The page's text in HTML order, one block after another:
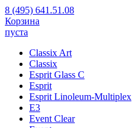
8 (495) 641.51.08
Корзина
пуста
Classix Art
Classix
Esprit Glass C
Esprit
Esprit Linoleum-Multiplex
E3
Event Clear